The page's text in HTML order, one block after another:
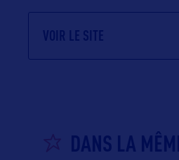
VOIR LE SITE
DANS LA